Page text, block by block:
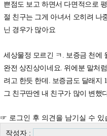
쁜점도 보고 하면서 다면적으로
절 친구는 그게 아녀서 오히려 나
닌 경우가 많아요
세상물정 모르긴 ㅋ. 보증금 천에
완전 상진상이네요. 위에분 말처
려고 한듯 한데. 보증금도 달래지
그 친구딴엔 내 친구가 많이 변했
☞ 로그인 후 의견을 남기실 수 있
작성자 :